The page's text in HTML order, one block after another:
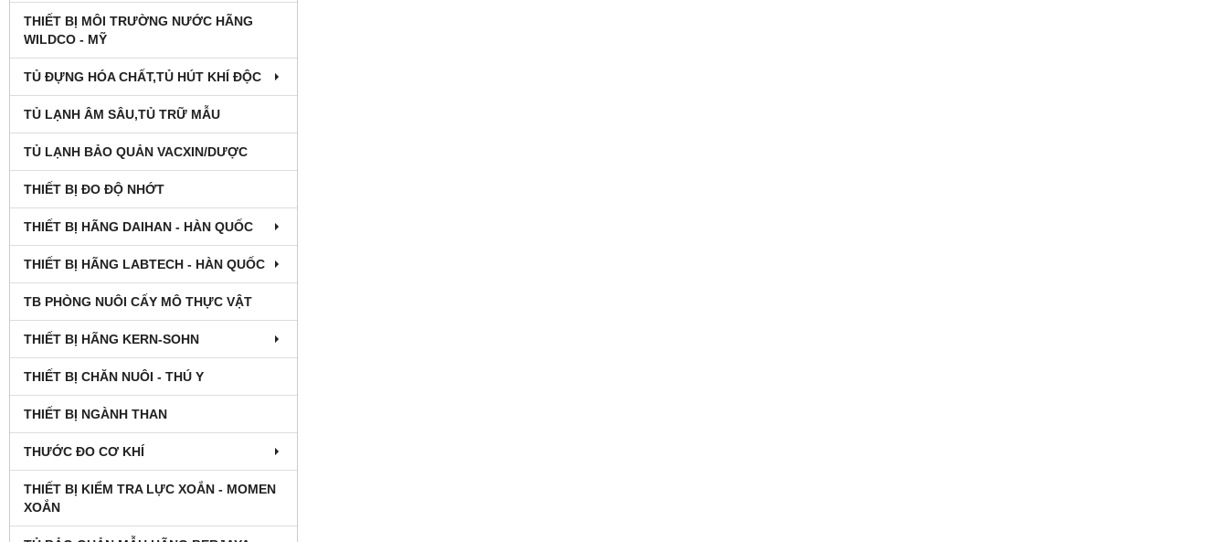
THIẾT BỊ MÔI TRƯỜNG NƯỚC HÃNG
WILDCO - MỸ
TỦ ĐỰNG HÓA CHẤT,TỦ HÚT KHÍ ĐỘC
TỦ LẠNH ÂM SÂU,TỦ TRỮ MẪU
TỦ LẠNH BẢO QUẢN VACXIN/DƯỢC
THIẾT BỊ ĐO ĐỘ NHỚT
THIẾT BỊ HÃNG DAIHAN - HÀN QUỐC
THIẾT BỊ HÃNG LABTECH - HÀN QUỐC
TB PHÒNG NUÔI CẤY MÔ THỰC VẬT
THIẾT BỊ HÃNG KERN-SOHN
THIẾT BỊ CHĂN NUÔI - THÚ Y
THIẾT BỊ NGÀNH THAN
THƯỚC ĐO CƠ KHÍ
THIẾT BỊ KIỂM TRA LỰC XOẮN - MOMEN
XOẮN